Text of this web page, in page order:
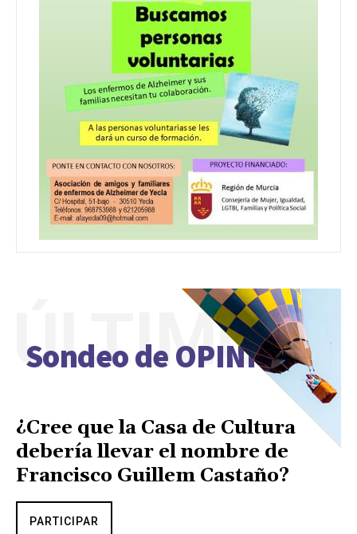
Sondeo de OPINIÓN
ÚLTIMO
¿Cree que la Casa de Cultura
debería llevar el nombre de
Francisco Guillem Castaño?
PARTICIPAR